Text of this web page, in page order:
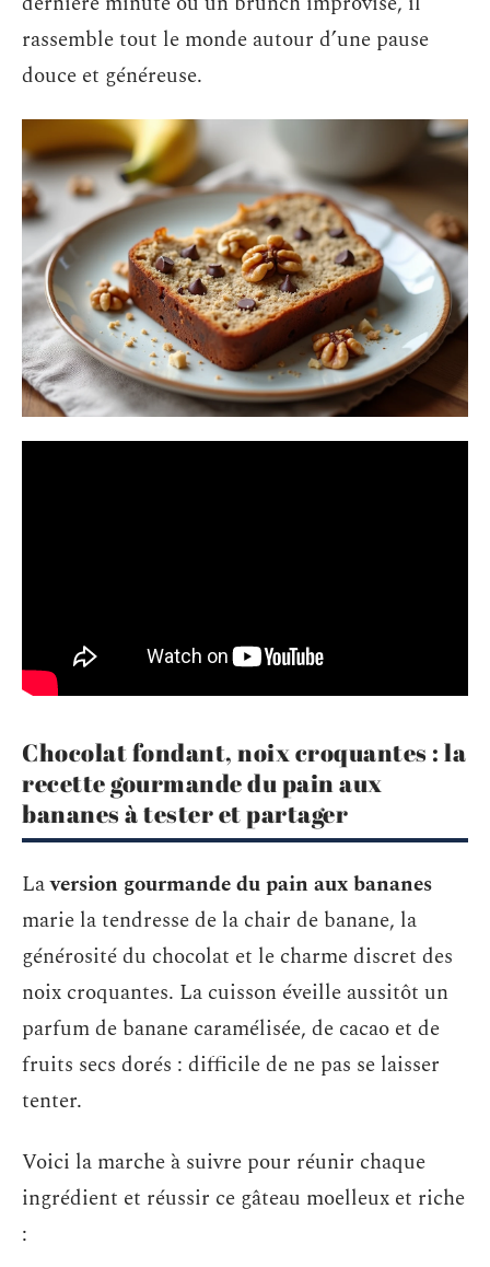
rassemble tout le monde autour d’une pause
douce et généreuse.
Chocolat fondant, noix croquantes : la
recette gourmande du pain aux
bananes à tester et partager
Laversion gourmande du pain aux bananes
marie la tendresse de la chair de banane, la
générosité du chocolat et le charme discret des
noix croquantes. La cuisson éveille aussitôt un
parfum de banane caramélisée, de cacao et de
fruits secs dorés : difficile de ne pas se laisser
tenter.
Voici la marche à suivre pour réunir chaque
ingrédient et réussir ce gâteau moelleux et riche
: